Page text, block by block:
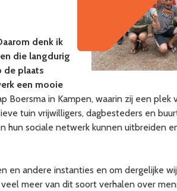
denk ik
die langdurig
de plaats
een mooie
Boersma in Kampen, waarin zij een
tuin vrijwilligers, dagbesteders en
sociale netwerk kunnen uitbreiden
andere instanties en om dergelijke
meer van dit soort verhalen over